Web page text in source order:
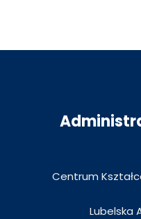
Centrum
Lubelska